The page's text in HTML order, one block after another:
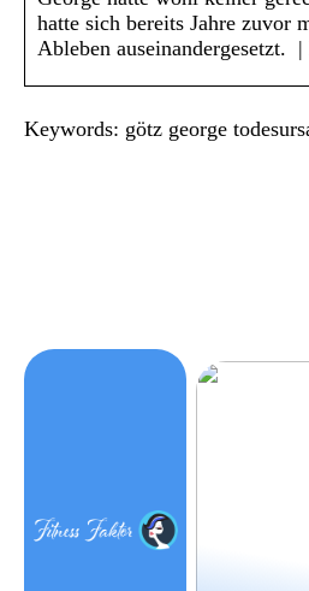
hatte sich bereits Jahre zuvor
Ableben auseinandergesetzt.
Keywords: götz george